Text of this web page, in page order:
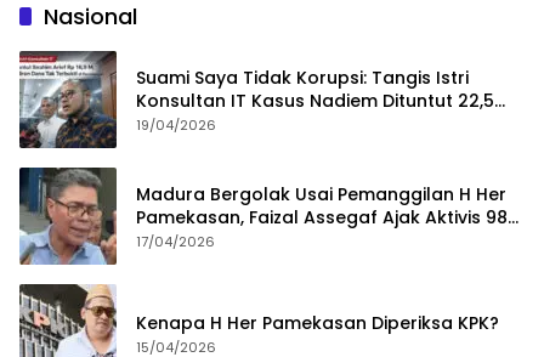
Nasional
Suami Saya Tidak Korupsi: Tangis Istri
Konsultan IT Kasus Nadiem Dituntut 22,5
Tahun
19/04/2026
Madura Bergolak Usai Pemanggilan H Her
Pamekasan, Faizal Assegaf Ajak Aktivis 98
Bongkar Permainan KPK
17/04/2026
Kenapa H Her Pamekasan Diperiksa KPK?
15/04/2026